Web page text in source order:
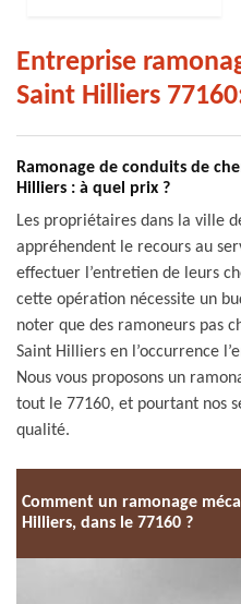
Entreprise
Saint Hilliers
Ramonage de conduits de
Hilliers : à quel prix ?
Les propriétaires dans la ville
appréhendent le recours au
effectuer l’entretien de leurs
cette opération nécessite un
noter que des ramoneurs pas
Saint Hilliers en l’occurrence
Nous vous proposons un
tout le 77160, et pourtant nos
qualité.
Comment un ramonage
Hilliers, dans le 77160 ?